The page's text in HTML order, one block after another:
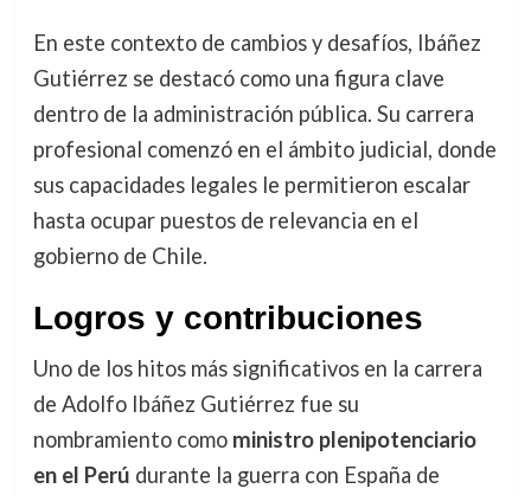
En este contexto de cambios y desafíos, Ibáñez
Gutiérrez se destacó como una figura clave
dentro de la administración pública. Su carrera
profesional comenzó en el ámbito judicial, donde
sus capacidades legales le permitieron escalar
hasta ocupar puestos de relevancia en el
gobierno de Chile.
Logros y contribuciones
Uno de los hitos más significativos en la carrera
de Adolfo Ibáñez Gutiérrez fue su
nombramiento como ministro plenipotenciario
en el Perú durante la guerra con España de